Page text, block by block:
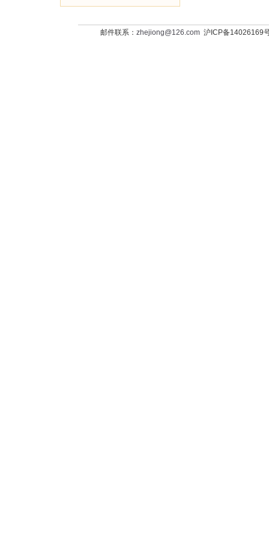
邮件联系： zhejiong@126.com沪ICP备14026169